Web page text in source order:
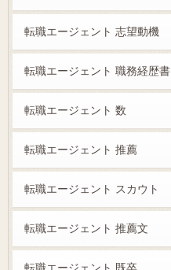
転職エージェント 志望動機
転職エージェント 職務経歴書
転職エージェント 数
転職エージェント 推薦
転職エージェント スカウト
転職エージェント 推薦文